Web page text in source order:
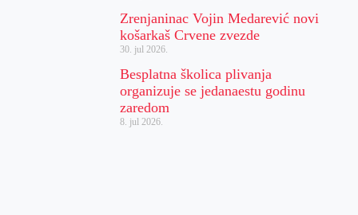
Zrenjaninac Vojin Medarević novi
košarkaš Crvene zvezde
30. jul 2026.
Besplatna školica plivanja
organizuje se jedanaestu godinu
zaredom
8. jul 2026.